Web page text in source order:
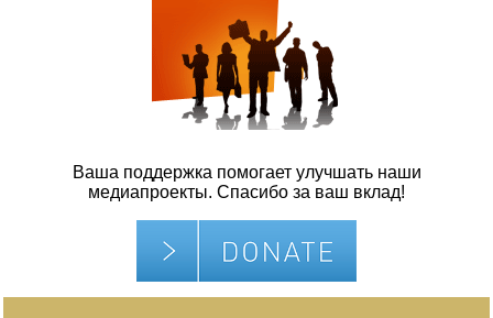
Ваша поддержка помогает улучшать наши
медиапроекты. Спасибо за ваш вклад!